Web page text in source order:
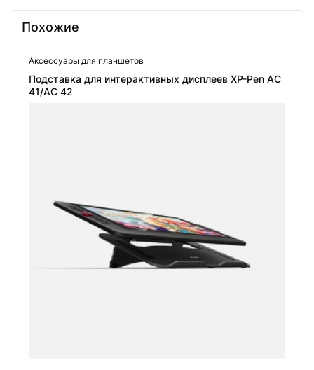
Похожие
Аксессуары для планшетов
Подставка для интерактивных дисплеев XP-Pen АC
41/АC 42
Этот
товар
имеет
товара.